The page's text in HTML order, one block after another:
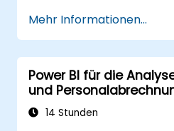
Mehr Informationen...
Power BI für die
und
14 Stunden